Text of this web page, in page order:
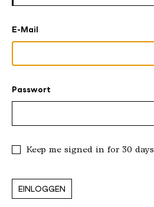
E-Mail
Passwort
Keep me signed in for 30 days